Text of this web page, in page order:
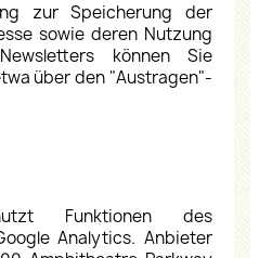
zur Speicherung der
sowie deren Nutzung
können Sie
über den "Austragen"-
Funktionen des
Analytics. Anbieter